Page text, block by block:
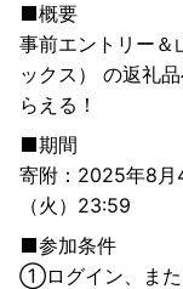
概要
事前エントリー＆
ックス） の返礼
らえる！
期間
寄附：2025年8
（火）23:59
参加条件
①ログイン、ま